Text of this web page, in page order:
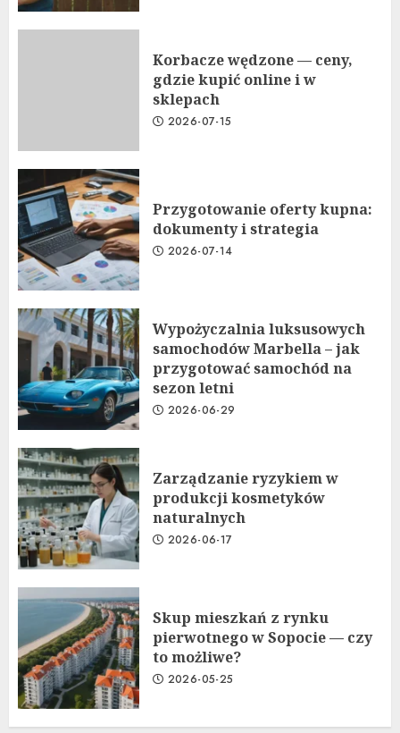
Korbacze wędzone — ceny,
gdzie kupić online i w
sklepach
2026-07-15
Przygotowanie oferty kupna:
dokumenty i strategia
2026-07-14
Wypożyczalnia luksusowych
samochodów Marbella – jak
przygotować samochód na
sezon letni
2026-06-29
Zarządzanie ryzykiem w
produkcji kosmetyków
naturalnych
2026-06-17
Skup mieszkań z rynku
pierwotnego w Sopocie — czy
to możliwe?
2026-05-25